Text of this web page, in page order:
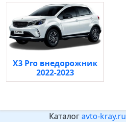
X3 Pro внедорожник
2022-2023
Каталогavto-kray.ru